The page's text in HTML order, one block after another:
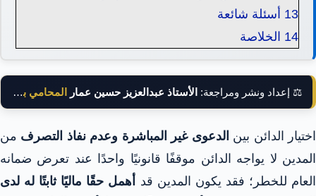
13 أسئلة شائعة
14 الخلاصة
⚖️ إعداد ونشر ومراجعة: الأستاذ عبدالعزيز حسين عمار المحامي بالنقض
اختيار الدائن بين الدعوى غير المباشرة وعدم نفاذ التصرف من
المدين لا يواجه الدائن موقفًا قانونيًا واحدًا عند تعرض ضمانه
العام للخطر؛ فقد يكون المدين قد
أهمل حقًا ماليًا ثابتًا له لدى